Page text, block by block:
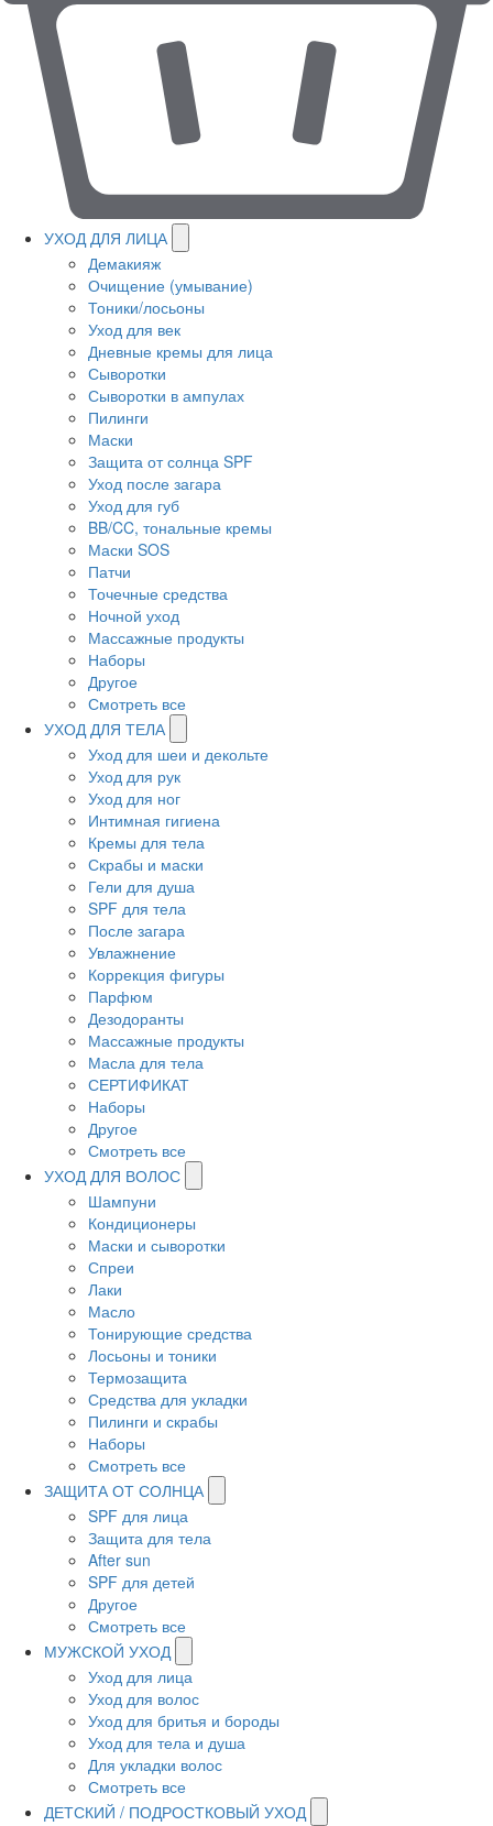
УХОД ДЛЯ ЛИЦА
Демакияж
Очищение (умывание)
Тоники/лосьоны
Уход для век
Дневные кремы для лица
Сыворотки
Сыворотки в ампулах
Пилинги
Маски
Защита от солнца SPF
Уход после загара
Уход для губ
BB/CC, тональные кремы
Маски SOS
Патчи
Точечные средства
Ночной уход
Массажные продукты
Наборы
Другое
Смотреть все
УХОД ДЛЯ ТЕЛА
Уход для шеи и декольте
Уход для рук
Уход для ног
Интимная гигиена
Кремы для тела
Скрабы и маски
Гели для душа
SPF для тела
После загара
Увлажнение
Коррекция фигуры
Парфюм
Дезодоранты
Массажные продукты
Масла для тела
СЕРТИФИКАТ
Наборы
Другое
Смотреть все
УХОД ДЛЯ ВОЛОС
Шампуни
Кондиционеры
Маски и сыворотки
Спреи
Лаки
Масло
Тонирующие средства
Лосьоны и тоники
Термозащита
Средства для укладки
Пилинги и скрабы
Наборы
Смотреть все
ЗАЩИТА ОТ СОЛНЦА
SPF для лица
Защита для тела
After sun
SPF для детей
Другое
Смотреть все
МУЖСКОЙ УХОД
Уход для лица
Уход для волос
Уход для бритья и бороды
Уход для тела и душа
Для укладки волос
Смотреть все
ДЕТСКИЙ / ПОДРОСТКОВЫЙ УХОД